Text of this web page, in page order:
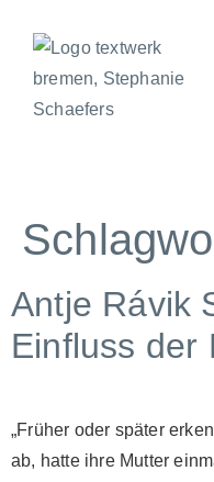
Antje Rávik
Einfluss der
„Früher oder später
ab, hatte ihre Mutter